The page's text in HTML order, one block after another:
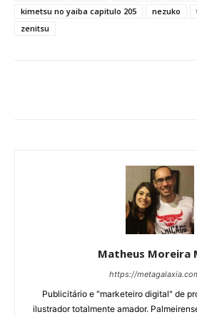
kimetsu no yaiba capitulo 205
nezuko
zenitsu
Matheus Moreira
https://
Publicitário e "marketeiro digital" de
ilustrador totalmente amador.